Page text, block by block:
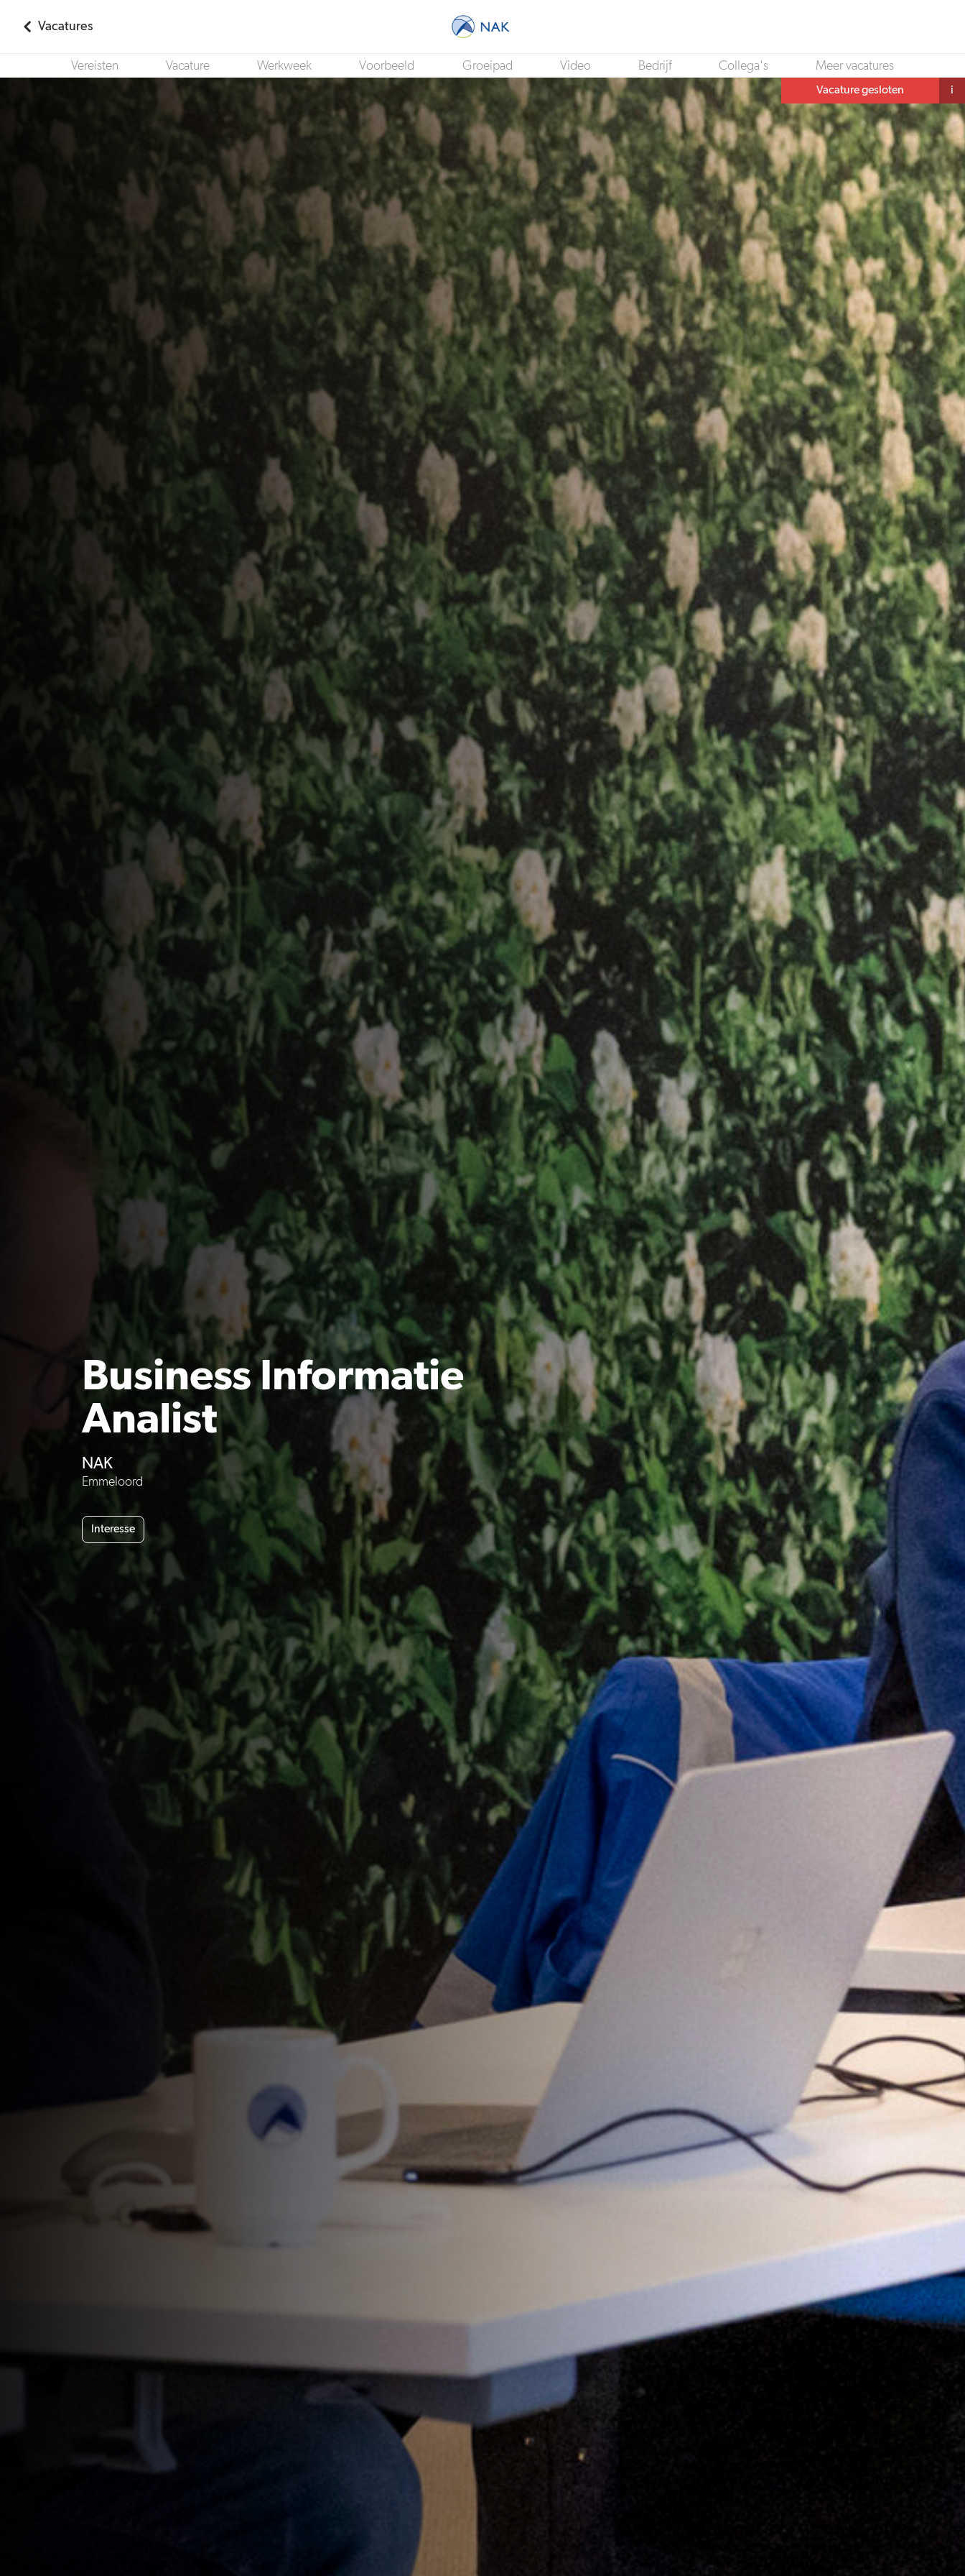
Vacatures
Business Informatie Analist
Vereisten Vacature Werkweek Voorbeeld Groeipad Video Bedrijf Collega's Meer vacatures
Vacature gesloten i
Business Informatie
Analist
NAK
Emmeloord
Interesse